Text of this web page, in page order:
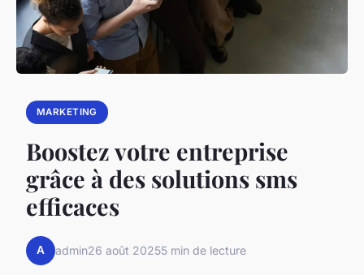
MARKETING
Boostez votre entreprise
grâce à des solutions sms
efficaces
A admin26 août 20255 min de lecture